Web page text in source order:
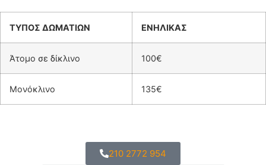
ΤΥΠΟΣ ΔΩΜΑΤΙΩΝ ΕΝΗΛΙΚΑΣ
Άτομο σε δίκλινο 100€
Μονόκλινο 135€
210 2772 954